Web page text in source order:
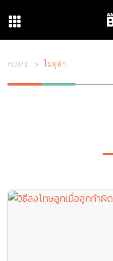
HOME ไม่ดุด่า